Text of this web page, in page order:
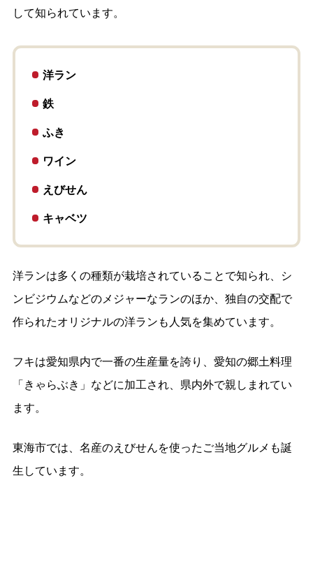
して知られています。
洋ラン
鉄
ふき
ワイン
えびせん
キャベツ
洋ランは多くの種類が栽培されていることで知られ、シ
ンビジウムなどのメジャーなランのほか、独自の交配で
作られたオリジナルの洋ランも人気を集めています。
フキは愛知県内で一番の生産量を誇り、愛知の郷土料理
「きゃらぶき」などに加工され、県内外で親しまれてい
ます。
東海市では、名産のえびせんを使ったご当地グルメも誕
生しています。